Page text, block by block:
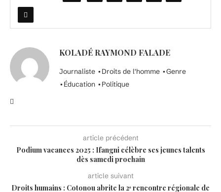
KOLADÉ RAYMOND FALADE
Journaliste •Droits de l'homme •Genre
•Éducation •Politique
article précédent
Podium vacances 2025 : Ifangni célèbre ses jeunes talents
dès samedi prochain
article suivant
Droits humains : Cotonou abrite la 2ᵉ rencontre régionale de